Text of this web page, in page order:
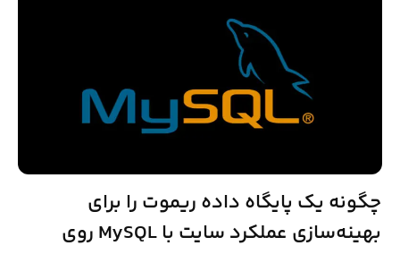
چگونه یک پایگاه داده ریموت را برای
بهینه‌سازی عملکرد سایت با MySQL روی